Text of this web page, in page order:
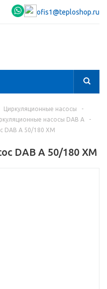
ofis1@teploshop.ru
Циркуляционные насосы
-
насосы DAB A
-
DAB A 50/180 XM
DAB A 50/180 XM